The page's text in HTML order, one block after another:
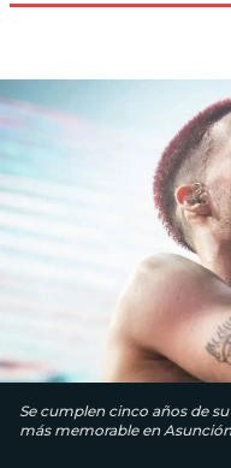
Se cumplen cinco años de
más memorable en